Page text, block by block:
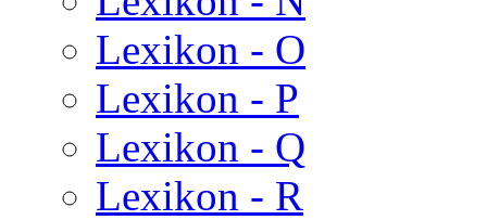
Lexikon - O
Lexikon - P
Lexikon - Q
Lexikon - R